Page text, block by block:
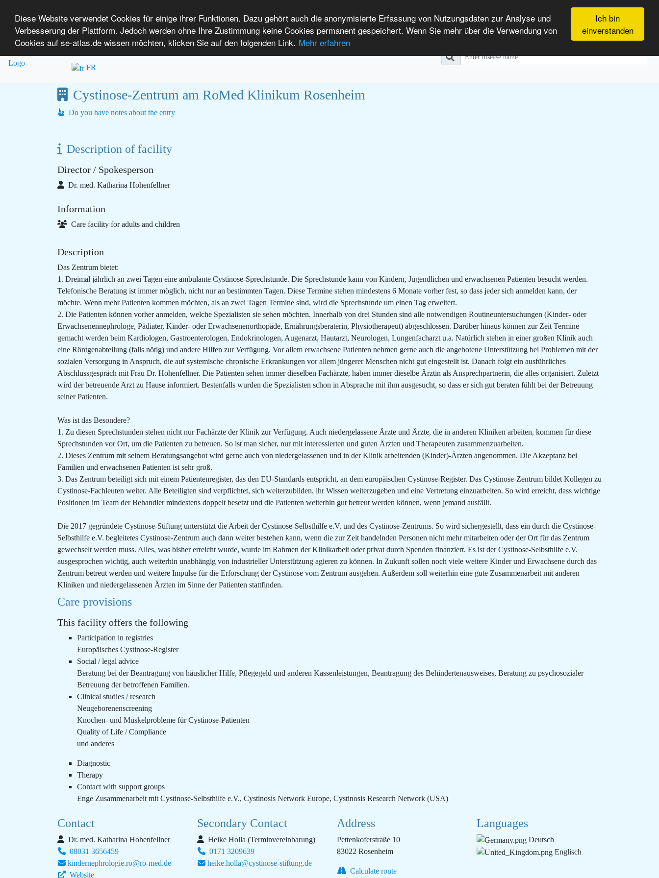
Ich bin
einverstanden
Diese Website verwendet Cookies für einige ihrer Funktionen. Dazu gehört auch die anonymisierte Erfassung von Nutzungsdaten zur Analyse und
Verbesserung der Plattform. Jedoch werden ohne Ihre Zustimmung keine Cookies permanent gespeichert. Wenn Sie mehr über die Verwendung von
Cookies auf se-atlas.de wissen möchten, klicken Sie auf den folgenden Link. Mehr erfahren
SE-ATLAS
Mapping of Health Care Providers
for People with Rare Diseases
Overview About us Login Plain language International Patients
FR
Cystinose-Zentrum am RoMed Klinikum Rosenheim
Do you have notes about the entry
Description of facility
Director / Spokesperson
Dr. med. Katharina Hohenfellner
Information
Care facility for adults and children
Description
Das Zentrum bietet:
1. Dreimal jährlich an zwei Tagen eine ambulante Cystinose-Sprechstunde. Die Sprechstunde kann von Kindern, Jugendlichen und erwachsenen Patienten besucht werden.
Telefonische Beratung ist immer möglich, nicht nur an bestimmten Tagen. Diese Termine stehen mindestens 6 Monate vorher fest, so dass jeder sich anmelden kann, der
möchte. Wenn mehr Patienten kommen möchten, als an zwei Tagen Termine sind, wird die Sprechstunde um einen Tag erweitert.
2. Die Patienten können vorher anmelden, welche Spezialisten sie sehen möchten. Innerhalb von drei Stunden sind alle notwendigen Routineuntersuchungen (Kinder- oder
Erwachsenennephrologe, Pädiater, Kinder- oder Erwachsenenorthopäde, Ernährungsberaterin, Physiotherapeut) abgeschlossen. Darüber hinaus können zur Zeit Termine
gemacht werden beim Kardiologen, Gastroenterologen, Endokrinologen, Augenarzt, Hautarzt, Neurologen, Lungenfacharzt u.a. Natürlich stehen in einer großen Klinik auch
eine Röntgenabteilung (falls nötig) und andere Hilfen zur Verfügung. Vor allem erwachsene Patienten nehmen gerne auch die angebotene Unterstützung bei Problemen mit der
sozialen Versorgung in Anspruch, die auf systemische chronische Erkrankungen vor allem jüngerer Menschen nicht gut eingestellt ist. Danach folgt ein ausführliches
Abschlussgespräch mit Frau Dr. Hohenfellner. Die Patienten sehen immer dieselben Fachärzte, haben immer dieselbe Ärztin als Ansprechpartnerin, die alles organisiert. Zuletzt
wird der betreuende Arzt zu Hause informiert. Bestenfalls wurden die Spezialisten schon in Absprache mit ihm ausgesucht, so dass er sich gut beraten fühlt bei der Betreuung
seiner Patienten.
Was ist das Besondere?
1. Zu diesen Sprechstunden stehen nicht nur Fachärzte der Klinik zur Verfügung. Auch niedergelassene Ärzte und Ärzte, die in anderen Kliniken arbeiten, kommen für diese
Sprechstunden vor Ort, um die Patienten zu betreuen. So ist man sicher, nur mit interessierten und guten Ärzten und Therapeuten zusammenzuarbeiten.
2. Dieses Zentrum mit seinem Beratungsangebot wird gerne auch von niedergelassenen und in der Klinik arbeitenden (Kinder)-Ärzten angenommen. Die Akzeptanz bei
Familien und erwachsenen Patienten ist sehr groß.
3. Das Zentrum beteiligt sich mit einem Patientenregister, das den EU-Standards entspricht, an dem europäischen Cystinose-Register. Das Cystinose-Zentrum bildet Kollegen zu
Cystinose-Fachleuten weiter. Alle Beteiligten sind verpflichtet, sich weiterzubilden, ihr Wissen weiterzugeben und eine Vertretung einzuarbeiten. So wird erreicht, dass wichtige
Positionen im Team der Behandler mindestens doppelt besetzt und die Patienten weiterhin gut betreut werden können, wenn jemand ausfällt.
Die 2017 gegründete Cystinose-Stiftung unterstützt die Arbeit der Cystinose-Selbsthilfe e.V. und des Cystinose-Zentrums. So wird sichergestellt, dass ein durch die Cystinose-
Selbsthilfe e.V. begleitetes Cystinose-Zentrum auch dann weiter bestehen kann, wenn die zur Zeit handelnden Personen nicht mehr mitarbeiten oder der Ort für das Zentrum
gewechselt werden muss. Alles, was bisher erreicht wurde, wurde im Rahmen der Klinikarbeit oder privat durch Spenden finanziert. Es ist der Cystinose-Selbsthilfe e.V.
ausgesprochen wichtig, auch weiterhin unabhängig von industrieller Unterstützung agieren zu können. In Zukunft sollen noch viele weitere Kinder und Erwachsene durch das
Zentrum betreut werden und weitere Impulse für die Erforschung der Cystinose vom Zentrum ausgehen. Außerdem soll weiterhin eine gute Zusammenarbeit mit anderen
Kliniken und niedergelassenen Ärzten im Sinne der Patienten stattfinden.
Care provisions
This facility offers the following
Participation in registries
Europäisches Cystinose-Register
Social / legal advice
Beratung bei der Beantragung von häuslicher Hilfe, Pflegegeld und anderen Kassenleistungen, Beantragung des Behindertenausweises, Beratung zu psychosozialer
Betreuung der betroffenen Familien.
Clinical studies / research
Neugeborenenscreening
Knochen- und Muskelprobleme für Cystinose-Patienten
Quality of Life / Compliance
und anderes
Diagnostic
Therapy
Contact with support groups
Enge Zusammenarbeit mit Cystinose-Selbsthilfe e.V., Cystinosis Network Europe, Cystinosis Research Network (USA)
Contact
Dr. med. Katharina Hohenfellner
08031 3656459
kindernephrologie.ro@ro-med.de
Website
Secondary Contact
Heike Holla (Terminvereinbarung)
0171 3209639
heike.holla@cystinose-stiftung.de
Address
Pettenkoferstraße 10
83022 Rosenheim
Calculate route
Languages
Deutsch
Englisch